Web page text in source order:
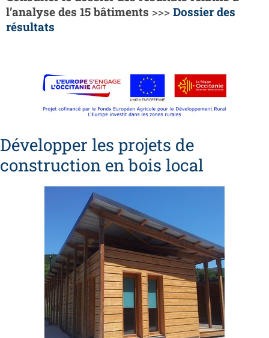
l’analyse des 15 bâtiments >>> Dossier des
résultats
Développer les projets de
construction en bois local